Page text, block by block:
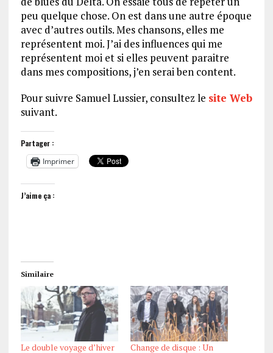
peu quelque chose. On est dans une autre époque
avec d’autres outils. Mes chansons, elles me
représentent moi. J’ai des influences qui me
représentent moi et si elles peuvent paraitre
dans mes compositions, j’en serai ben content.
Pour suivre Samuel Lussier, consultez le site Web
suivant.
Partager :
Imprimer
J’aime ça :
Similaire
Le double voyage d’hiver
Change de disque : Un